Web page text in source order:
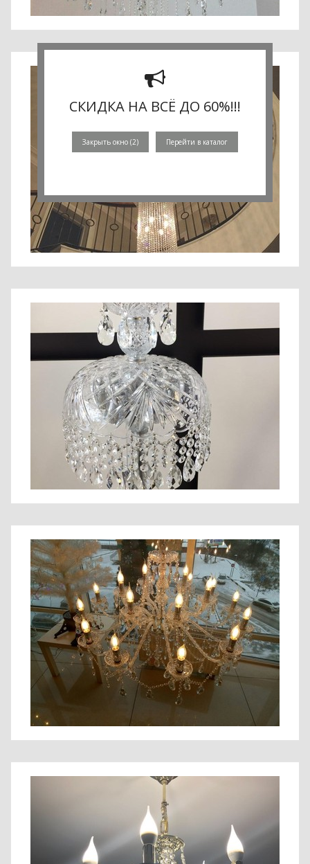
СКИДКА НА ВСЁ ДО 60%!!!
Закрыть окно (1) Перейти в каталог